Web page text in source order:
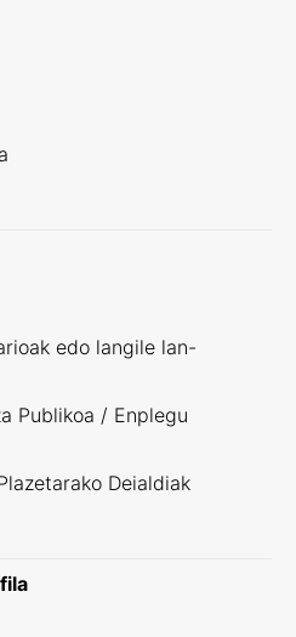
edo langile lan-
Publikoa / Enplegu
Deialdiak